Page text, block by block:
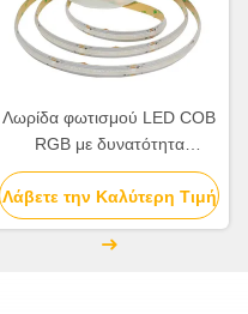
Λωρίδα φωτισμού LED COB
RGB με δυνατότητα
ρύθμισης της έντασης, 24V,
Chip On Board
Λάβετε την Καλύτερη Τιμή